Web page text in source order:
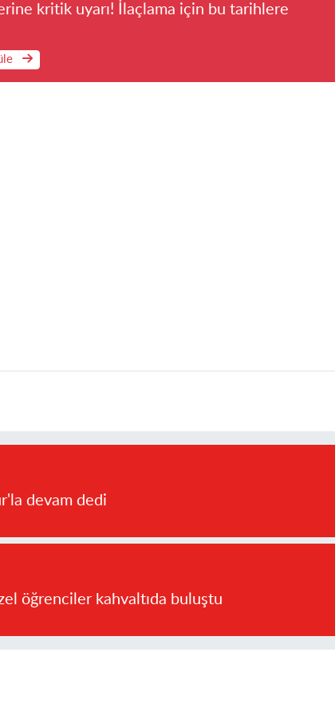
kritik uyarı! İlaçlama için bu tarihlere
devam dedi
öğrenciler kahvaltıda buluştu